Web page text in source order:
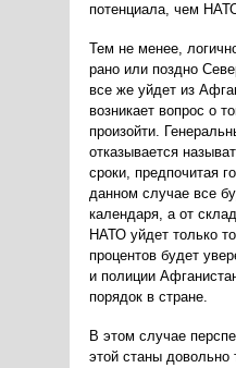
потенциала, чем
Тем не менее,
рано или поздно
все же уйдет из
возникает вопрос о
произойти.
отказывается
сроки, предпочитая
данном случае все
календаря, а от
НАТО уйдет только
процентов будет
и полиции
порядок в стране.
В этом случае
этой станы